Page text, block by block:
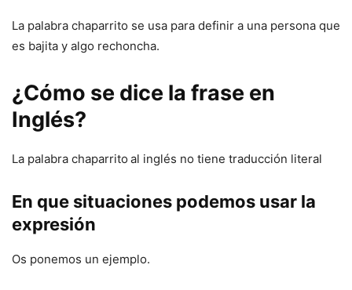
La palabra chaparrito se usa para definir a una persona que
es bajita y algo rechoncha.
¿Cómo se dice la frase en
Inglés?
La palabra chaparrito al inglés no tiene traducción literal
En que situaciones podemos usar la
expresión
Os ponemos un ejemplo.